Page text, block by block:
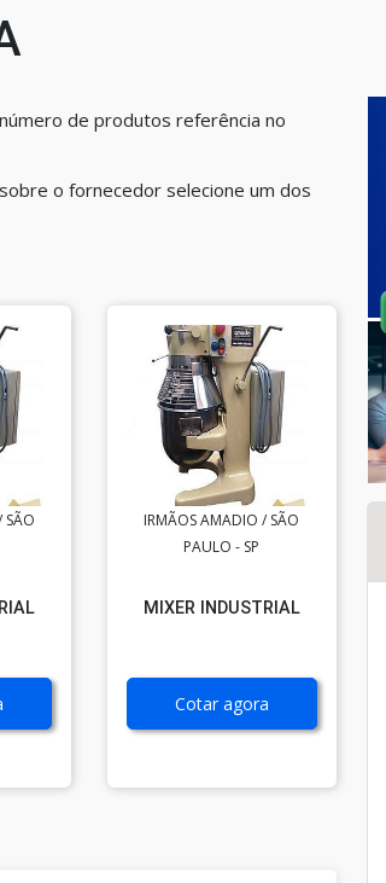
de produtos referência no
o fornecedor selecione um dos
SÃO
IRMÃOS AMADIO / SÃO
PAULO - SP
MIXER INDUSTRIAL
Cotar agora